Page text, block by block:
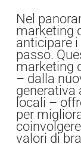
Nel
marketing
anticipare i
passo.
marketing
– dalla
generativa
locali –
per
valori di